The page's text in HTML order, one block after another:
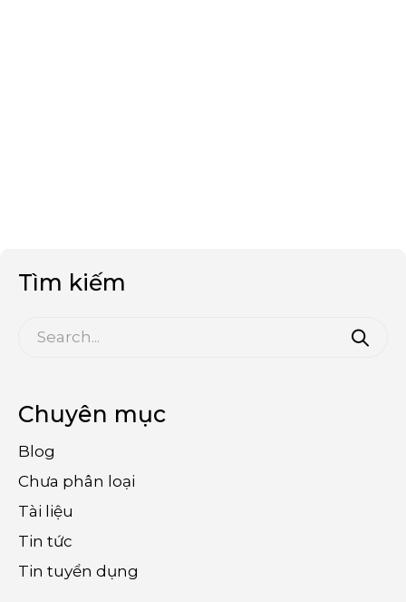
Tìm kiếm
Chuyên mục
Blog
Chưa phân loại
Tài liệu
Tin tức
Tin tuyển dụng